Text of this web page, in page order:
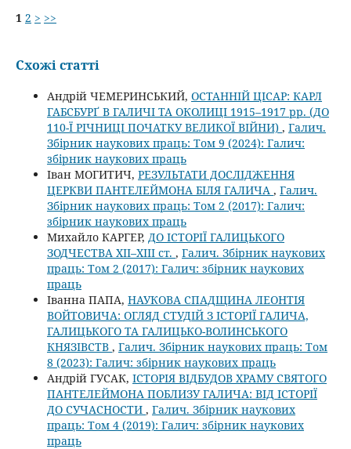
1 2 > >>
Схожі статті
Андрій ЧЕМЕРИНСЬКИЙ, ОСТАННІЙ ЦІСАР: КАРЛ
ГАБСБУРҐ В ГАЛИЧІ ТА ОКОЛИЦІ 1915–1917 рр. (ДО
110-Ї РІЧНИЦІ ПОЧАТКУ ВЕЛИКОЇ ВІЙНИ) , Галич.
Збірник наукових праць: Том 9 (2024): Галич:
збірник наукових праць
Іван МОГИТИЧ, РЕЗУЛЬТАТИ ДОСЛІДЖЕННЯ
ЦЕРКВИ ПАНТЕЛЕЙМОНА БІЛЯ ГАЛИЧА , Галич.
Збірник наукових праць: Том 2 (2017): Галич:
збірник наукових праць
Михайло КАРГЕР, ДО ІСТОРІЇ ГАЛИЦЬКОГО
ЗОДЧЕСТВА ХІІ–ХІІІ ст. , Галич. Збірник наукових
праць: Том 2 (2017): Галич: збірник наукових
праць
Іванна ПАПА, НАУКОВА СПАДЩИНА ЛЕОНТІЯ
ВОЙТОВИЧА: ОГЛЯД СТУДІЙ З ІСТОРІЇ ГАЛИЧА,
ГАЛИЦЬКОГО ТА ГАЛИЦЬКО-ВОЛИНСЬКОГО
КНЯЗІВСТВ , Галич. Збірник наукових праць: Том
8 (2023): Галич: збірник наукових праць
Андрій ГУСАК, ІСТОРІЯ ВІДБУДОВ ХРАМУ СВЯТОГО
ПАНТЕЛЕЙМОНА ПОБЛИЗУ ГАЛИЧА: ВІД ІСТОРІЇ
ДО СУЧАСНОСТИ , Галич. Збірник наукових
праць: Том 4 (2019): Галич: збірник наукових
праць